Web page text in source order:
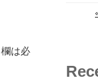
は必